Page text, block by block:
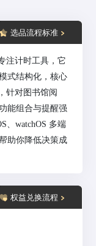
选品流程标准
注计时工具，它
式结构化，核心
针对图书馆阅
能组合与提醒强
、watchOS 多端
助你降低决策成
权益兑换流程